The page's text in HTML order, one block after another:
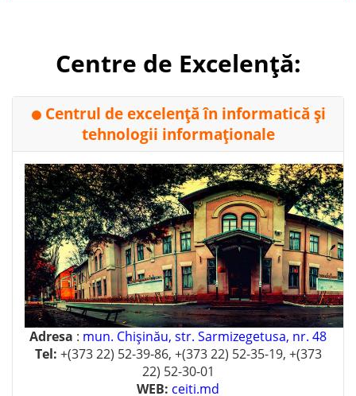
Centre de Excelență:
⚫ Centrul de excelenţă în informatică şi
tehnologii informaţionale
Adresa : mun. Chişinău, str. Sarmizegetusa, nr. 48
Tel: +(373 22) 52-39-86, +(373 22) 52-35-19, +(373
22) 52-30-01
WEB: ceiti.md